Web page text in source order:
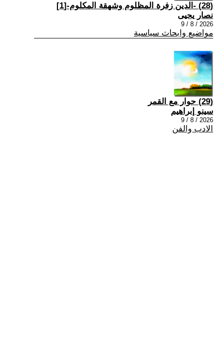
(28) -الدين زفرة المظلوم وشهقة المكلوم-[1]
نصار يحيى
2026 / 8 / 9
مواضيع وابحاث سياسية
(29) حوار مع القمر
سينو إبراهيم
2026 / 8 / 9
الادب والفن